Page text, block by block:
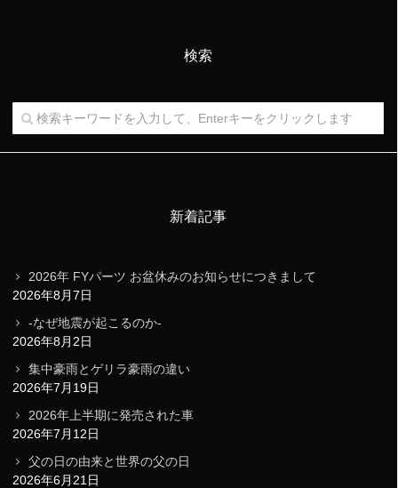
検索
新着記事
2026年 FYパーツ お盆休みのお知らせにつきまして
2026年8月7日
-なぜ地震が起こるのか-
2026年8月2日
集中豪雨とゲリラ豪雨の違い
2026年7月19日
2026年上半期に発売された車
2026年7月12日
父の日の由来と世界の父の日
2026年6月21日